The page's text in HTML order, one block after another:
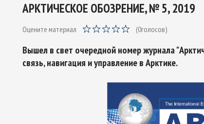
АРКТИЧЕСКОЕ ОБОЗРЕНИЕ, № 5, 2019
Оцените материал (0голосов)
Вышел в свет очередной номер журнала
связь, навигация и управление в Арктике.